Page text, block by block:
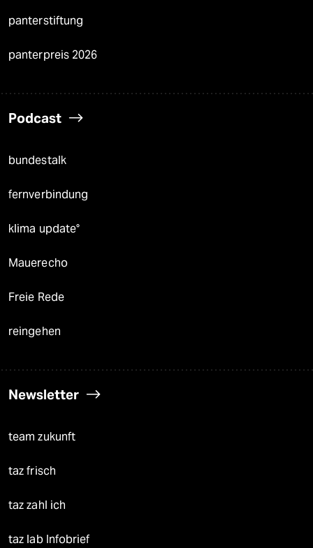
panterstiftung
panterpreis 2026
Podcast
bundestalk
fernverbindung
klima update°
Mauerecho
Freie Rede
reingehen
Newsletter
team zukunft
taz frisch
taz zahl ich
taz lab Infobrief